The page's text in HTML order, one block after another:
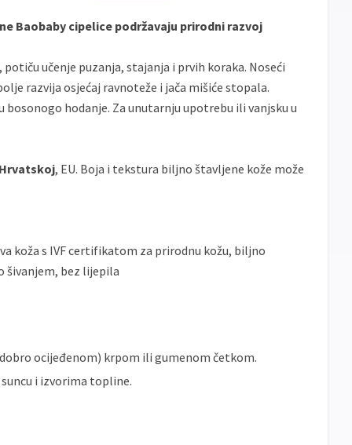
Baobaby cipelice podržavaju prirodni razvoj
učenje puzanja, stajanja i prvih koraka. Noseći
razvija osjećaj ravnoteže i jača mišiće stopala.
bosonogo hodanje. Za unutarnju upotrebu ili vanjsku u
, EU. Boja i tekstura biljno štavljene kože može
koža s IVF certifikatom za prirodnu kožu, biljno
šivanjem, bez lijepila
ocijeđenom) krpom ili gumenom četkom.
i izvorima topline.